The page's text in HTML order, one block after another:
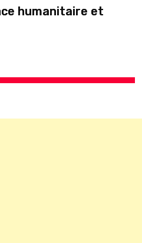
humanitaire et